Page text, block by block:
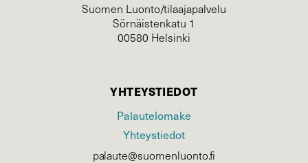
Suomen Luonto/tilaajapalvelu
Sörnäistenkatu 1
00580 Helsinki
YHTEYSTIEDOT
Palautelomake
Yhteystiedot
palaute@suomenluonto.fi